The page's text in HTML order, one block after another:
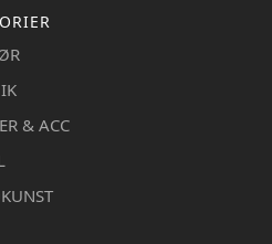
& ACC